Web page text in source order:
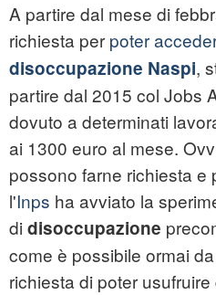
A partire dal mese di
richiesta per poter
disoccupazione Naspi,
partire dal 2015 col Jobs
dovuto a determinati
ai 1300 euro al mese.
possono farne richiesta e
l'Inps ha avviato la
di disoccupazione
come è possibile ormai
richiesta di poter usufruire